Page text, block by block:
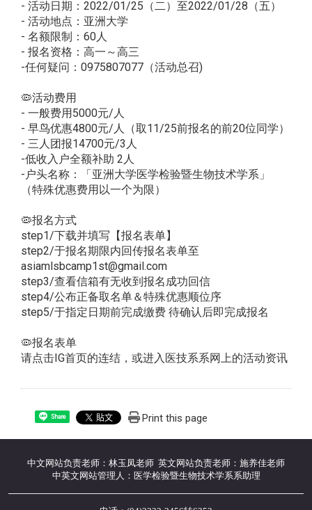
- 活动日期：2022/01/25（二）至2022/01/28（五）
- 活动地点：亚洲大学
- 名额限制：60人
- 报名资格：高一～高三
-任何疑问：0975807077（活动总召)
🦠活动费用
- 一般费用5000元/人
- 早鸟优惠4800元/人（取11/25前报名的前20位同学）
- 三人团报14700元/3人
-低收入户全额补助 2人
-户头名称：「亚洲大学医学检验暨生物技术学系」
（特殊优惠费用以一个为限）
🦠报名方式
step1/下载并填写【报名表单】
step2/于报名期限内回传报名表单至
asiamlsbcamp1st@gmail.com
step3/查看信箱有无收到报名成功回信
step4/公布正备取名单＆特殊优惠顺位序
step5/于指定日期前完成缴费 待确认后即完成报名
🦠报名表单
请点击IG首页的连结，或进入医技系系网上的活动资讯
Share Print this page
中文网站负责老师：林玉凤老师 英文网站负责老师：施养佳老师
中英文网站管理人：医学检验暨生物技术学系系助理